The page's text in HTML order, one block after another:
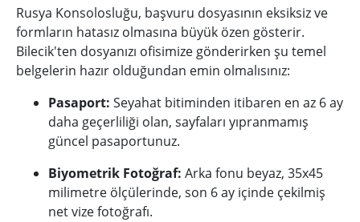
Rusya Konsolosluğu, başvuru dosyasının eksiksiz ve
formların hatasız olmasına büyük özen gösterir.
Bilecik'ten dosyanızı ofisimize gönderirken şu temel
belgelerin hazır olduğundan emin olmalısınız:
Pasaport: Seyahat bitiminden itibaren en az 6 ay
daha geçerliliği olan, sayfaları yıpranmamış
güncel pasaportunuz.
Biyometrik Fotoğraf: Arka fonu beyaz, 35x45
milimetre ölçülerinde, son 6 ay içinde çekilmiş
net vize fotoğrafı.